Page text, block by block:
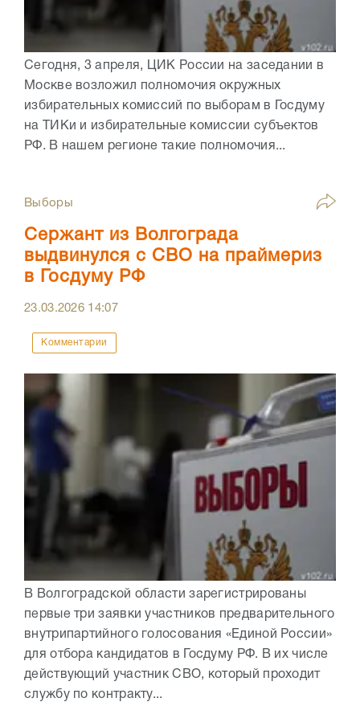
Сегодня, 3 апреля, ЦИК России на заседании в
Москве возложил полномочия окружных
избирательных комиссий по выборам в Госдуму
на ТИКи и избирательные комиссии субъектов
РФ. В нашем регионе такие полномочия...
Выборы
Сержант из Волгограда
выдвинулся с СВО на праймериз
в Госдуму РФ
23.03.2026 14:07
Комментарии
В Волгоградской области зарегистрированы
первые три заявки участников предварительного
внутрипартийного голосования «Единой России»
для отбора кандидатов в Госдуму РФ. В их числе
действующий участник СВО, который проходит
службу по контракту...